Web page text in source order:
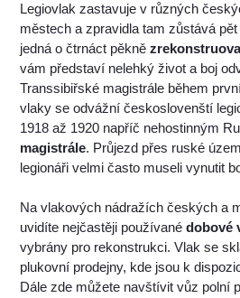
Legiovlak zastavuje v různých
městech a zpravidla tam zůstává
jedná o čtrnáct pěkně
vám představí nelehký život a boj
Transsibiřské magistrále během
vlaky se odvážní českoslovenští
1918 až 1920 napříč nehostinným
magistrále. Průjezd přes ruské
legionáři velmi často museli vynutit
Na vlakových nádražích českých a
uvidíte nejčastěji používanédobové
vybrány pro rekonstrukci. Vlak se
plukovní prodejny, kde jsou k
Dále zde můžete navštívit vůz polní